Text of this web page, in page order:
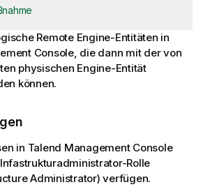
Remote Engine-Entitäten in
Console, die dann mit der von
physischen Engine-Entität
können.
in Talend Management Console
Rolle
Administrator) verfügen.